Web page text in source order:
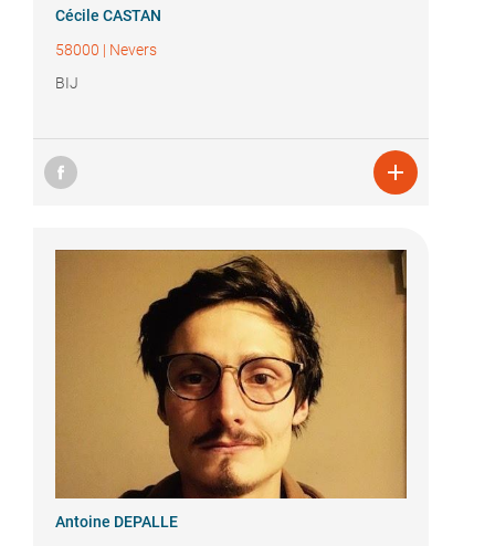
Cécile CASTAN
58000 | Nevers
BIJ

Antoine DEPALLE